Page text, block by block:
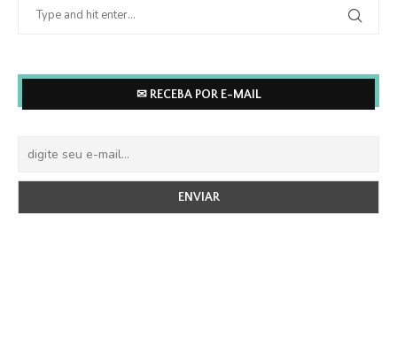
✉ RECEBA POR E-MAIL